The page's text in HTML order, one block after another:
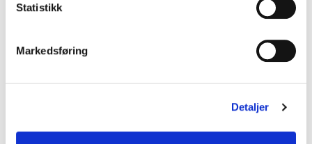
Statistikk
Markedsføring
Detaljer